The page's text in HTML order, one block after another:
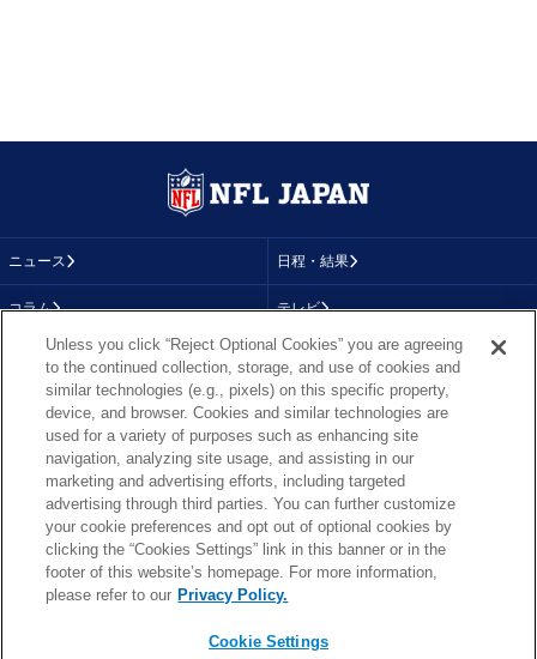
ニュース 日程・結果
コラム テレビ
画像
About NFL
More NFL 特集
TOP お問い合わせ FAQ
Unless you click “Reject Optional Cookies” you are agreeing
to the continued collection, storage, and use of cookies and
similar technologies (e.g., pixels) on this specific property,
device, and browser. Cookies and similar technologies are
used for a variety of purposes such as enhancing site
navigation, analyzing site usage, and assisting in our
marketing and advertising efforts, including targeted
advertising through third parties. You can further customize
your cookie preferences and opt out of optional cookies by
clicking the “Cookies Settings” link in this banner or in the
footer of this website’s homepage. For more information,
please refer to our Privacy Policy.
Cookie Settings